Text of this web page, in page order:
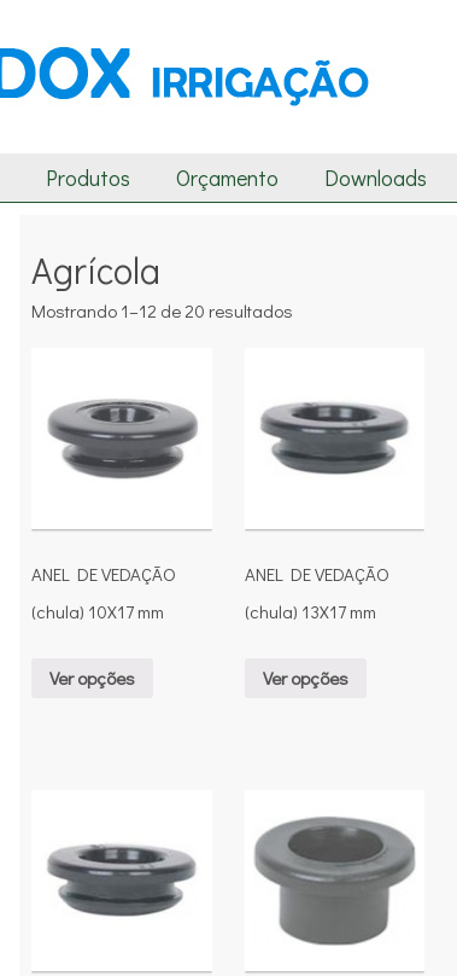
Produtos Orçamento Downloads
Agrícola
Mostrando 1–12 de 20 resultados
ANEL DE VEDAÇÃO
(chula) 10X17 mm
Ver opções
ANEL DE VEDAÇÃO
(chula) 13X17 mm
Ver opções